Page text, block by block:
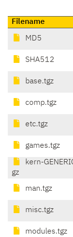
Filename
MD5
SHA512
base.tgz
comp.tgz
etc.tgz
games.tgz
kern-
gz
man.tgz
misc.tgz
modules.tgz